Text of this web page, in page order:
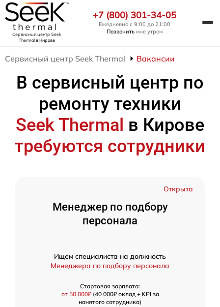
Сервисный центр Seek
Thermalв Кирове
+7 (800) 301-34-05
Ежедневно с 9:00 до 21:00
Позвонить мне утром
Сервисный центр Seek Thermal Вакансии
В сервисный центр по
ремонту техники
Seek Thermal в Кирове
требуются сотрудники
Открыта
Менеджер по подбору
персонала
Ищем специалиста на должность
Менеджера по подбору персонала
Стартовая зарплата:
от 50 000₽(40 000₽ оклад + KPI за
нанятого сотрудника)